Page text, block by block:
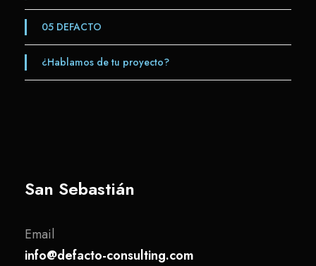
05 DEFACTO
¿Hablamos de tu proyecto?
San Sebastián
Email
info@defacto-consulting.com